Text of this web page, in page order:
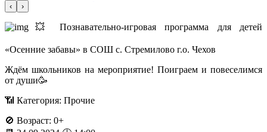
‹ ›
💥 Познавательно-игровая программа для детей
«Осенние забавы» в СОШ с. Стремилово г.о. Чехов
Ждём школьников на мероприятие! Поиграем и повеселимся
от души🥳
📶 Категория: Прочие
🚫 Возраст: 0+